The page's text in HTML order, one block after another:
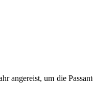
angereist, um die